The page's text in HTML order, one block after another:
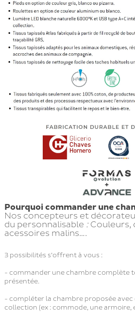
Pourquoi commander une
Nos concepteurs et
du personnalisable : Couleurs,
acessoires malins….
3 possibilités s’offrent à vous :
- commander une chambre complète
présentée.
- compléter la chambre proposée avec
collection (ex : commode, une armoire,